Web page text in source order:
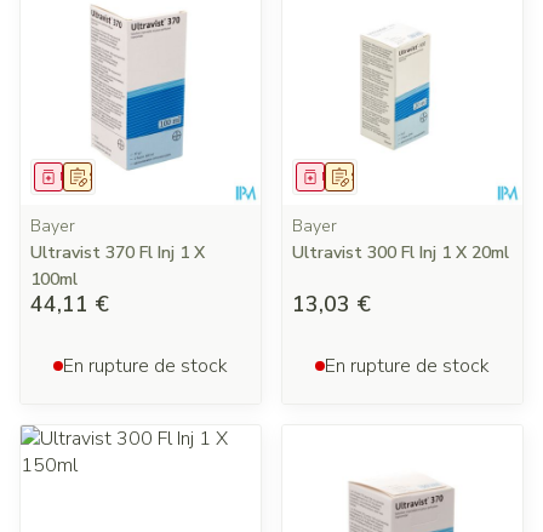
Sur prescription
Médicament
Bayer
Ultravist 370 Fl Inj 1 X
100ml
44,11 €
En rupture de stock
Sur prescription
Médicament
Bayer
Ultravist 300 Fl Inj 1 X 20ml
13,03 €
En rupture de stock